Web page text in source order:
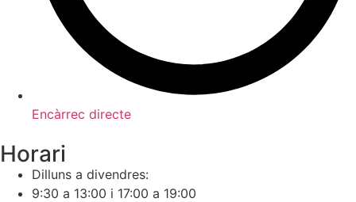
Encàrrec directe
Horari
Dilluns a divendres:
9:30 a 13:00 i 17:00 a 19:00